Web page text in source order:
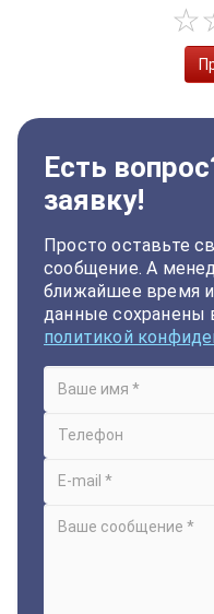
Есть
заявку!
Просто оставьте
сообщение. А
ближайшее время
данные сохранены
политикой